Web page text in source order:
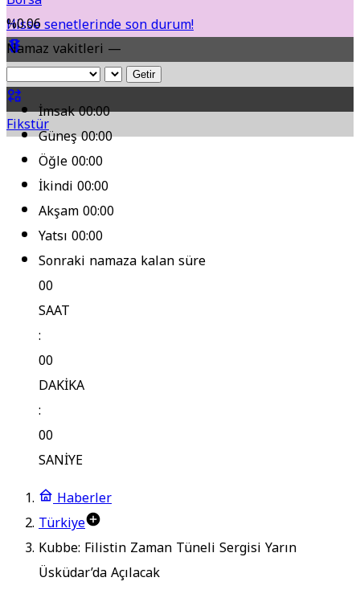
Hisse senetlerinde son durum!
Yol Durumu
Fikstür
%0.06
Namaz vakitleri —
Getir
İmsak00:00
Güneş00:00
Öğle00:00
İkindi00:00
Akşam00:00
Yatsı00:00
Sonraki namaza kalan süre
00
SAAT
:
00
DAKİKA
:
00
SANİYE
Haberler
Türkiye
Kubbe: Filistin Zaman Tüneli Sergisi Yarın
Üsküdar’da Açılacak